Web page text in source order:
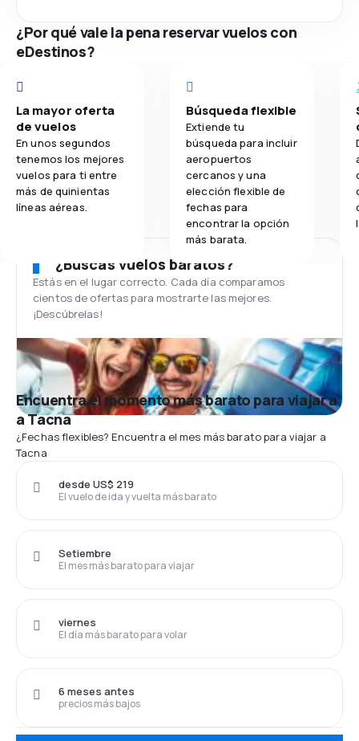
¿Por qué vale la pena reservar vuelos con
eDestinos?
La mayor oferta
de vuelos
En unos segundos
tenemos los mejores
vuelos para ti entre
más de quinientas
líneas aéreas.
Búsqueda flexible
Extiende tu
búsqueda para incluir
aeropuertos
cercanos y una
elección flexible de
fechas para
encontrar la opción
más barata.
¿Buscas vuelos baratos?
Estás en el lugar correcto. Cada día comparamos
cientos de ofertas para mostrarte las mejores.
¡Descúbrelas!
Encuentra el momento más barato para viajar a
a Tacna
¿Fechas flexibles? Encuentra el mes más barato para viajar a
Tacna
El vuelo de ida y vuelta más barato
desde US$ 219
El mes más barato para viajar
Setiembre
El día más barato para volar
viernes
precios más bajos
6 meses antes